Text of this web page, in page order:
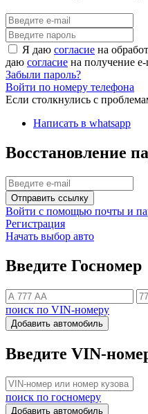
Я даю согласие на
даю согласие на получение
Забыли пароль?
Войти по номеру телефона
Если столкнулись с
Написать в whatsapp
Восстановление
Отправить ссылку
Войти с помощью почты и
Регистрация
Начать выбор авто
Введите Госномер
поиск по VIN-номеру
Добавить автомобиль
Введите VIN-
поиск по госномеру
Добавить автомобиль